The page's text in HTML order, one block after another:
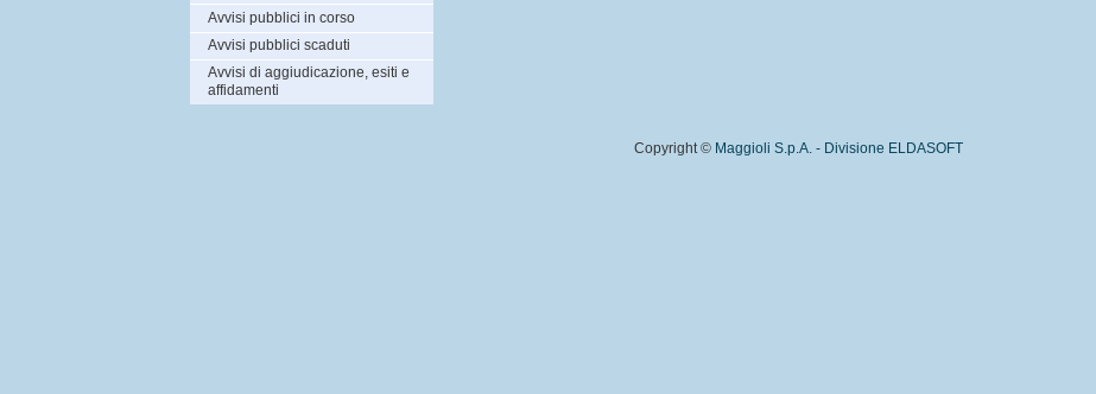
Avvisi pubblici in corso
Avvisi pubblici scaduti
Avvisi di aggiudicazione, esiti e
affidamenti
Copyright © Maggioli S.p.A. - Divisione ELDASOFT